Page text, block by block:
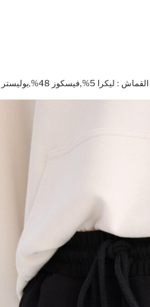
5%,فيسكوز 48%,بوليستر 47%